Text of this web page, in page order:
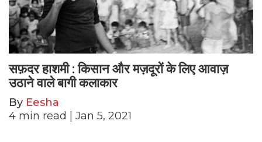
सफ़दर हाशमी : किसान और मज़दूरों के लिए आवाज़
उठाने वाले बागी कलाकार
By Eesha
4 min read | Jan 5, 2021